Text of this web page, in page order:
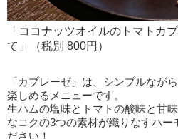
「ココナッツオイルのトマトカ
て」（税別 800円）
「カプレーゼ」は、シンプルなが
楽しめるメニューです。
生ハムの塩味とトマトの酸味と甘
なコクの3つの素材が織りなすハー
ださい！